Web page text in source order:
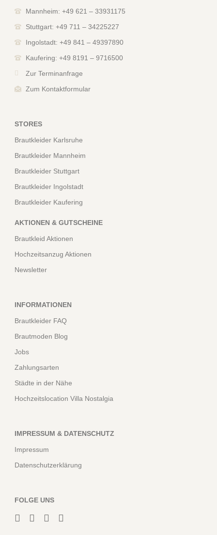
Mannheim: +49 621 – 33931175
Stuttgart: +49 711 – 34225227
Ingolstadt: +49 841 – 49397890
Kaufering: +49 8191 – 9716500
Zur Terminanfrage
Zum Kontaktformular
STORES
Brautkleider Karlsruhe
Brautkleider Mannheim
Brautkleider Stuttgart
Brautkleider Ingolstadt
Brautkleider Kaufering
AKTIONEN & GUTSCHEINE
Brautkleid Aktionen
Hochzeitsanzug Aktionen
Newsletter
INFORMATIONEN
Brautkleider FAQ
Brautmoden Blog
Jobs
Zahlungsarten
Städte in der Nähe
Hochzeitslocation Villa Nostalgia
IMPRESSUM & DATENSCHUTZ
Impressum
Datenschutzerklärung
FOLGE UNS